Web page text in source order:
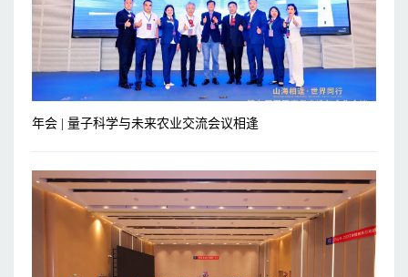
年会 | 量子科学与未来农业交流会议相逢